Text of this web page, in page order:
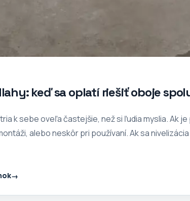
keď sa oplatí riešiť oboje
k sebe oveľa častejšie, než si ľudia myslia. Ak
alebo neskôr pri používaní. Ak sa